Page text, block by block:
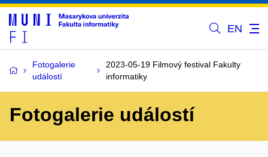
EN
Fotogalerie
událostí
2023-05-19 Filmový festival Fakulty
informatiky
Fotogalerie událostí